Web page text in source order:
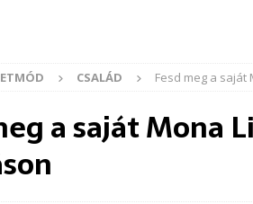
CSALÁD Fesd meg a
a saját Mona